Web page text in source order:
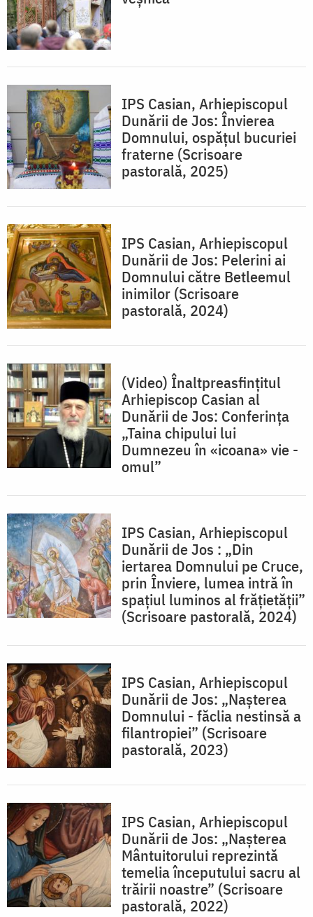
IPS Casian, Arhiepiscopul
Dunării de Jos: Învierea
Domnului, ospățul bucuriei
fraterne (Scrisoare
pastorală, 2025)
IPS Casian, Arhiepiscopul
Dunării de Jos: Pelerini ai
Domnului către Betleemul
inimilor (Scrisoare
pastorală, 2024)
(Video) Înaltpreasfințitul
Arhiepiscop Casian al
Dunării de Jos: Conferința
„Taina chipului lui
Dumnezeu în «icoana» vie -
omul”
IPS Casian, Arhiepiscopul
Dunării de Jos : „Din
iertarea Domnului pe Cruce,
prin Înviere, lumea intră în
spațiul luminos al frățietății”
(Scrisoare pastorală, 2024)
IPS Casian, Arhiepiscopul
Dunării de Jos: „Naşterea
Domnului - făclia nestinsă a
filantropiei” (Scrisoare
pastorală, 2023)
IPS Casian, Arhiepiscopul
Dunării de Jos: „Naşterea
Mântuitorului reprezintă
temelia începutului sacru al
trăirii noastre” (Scrisoare
pastorală, 2022)